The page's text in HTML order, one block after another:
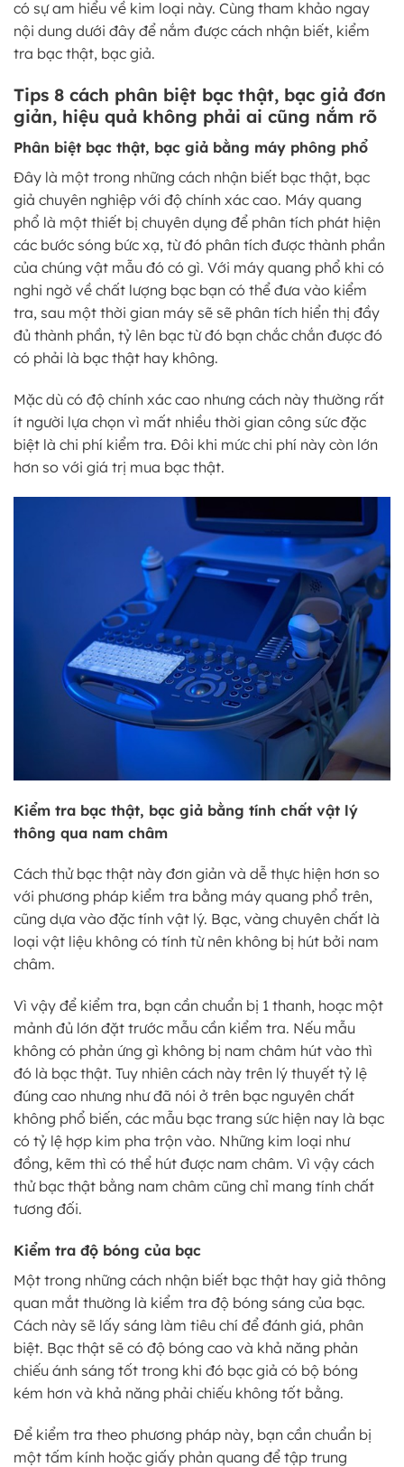
có sự am hiểu về kim loại này. Cùng tham khảo ngay
nội dung dưới đây để nắm được cách nhận biết, kiểm
tra bạc thật, bạc giả.
Tips 8 cách phân biệt bạc thật, bạc giả đơn
giản, hiệu quả không phải ai cũng nắm rõ
Phân biệt bạc thật, bạc giả bằng máy phông phổ
Đây là một trong những cách nhận biết bạc thật, bạc
giả chuyên nghiệp với độ chính xác cao. Máy quang
phổ là một thiết bị chuyên dụng để phân tích phát hiện
các bước sóng bức xạ, từ đó phân tích được thành phần
của chúng vật mẫu đó có gì. Với máy quang phổ khi có
nghi ngờ về chất lượng bạc bạn có thể đưa vào kiểm
tra, sau một thời gian máy sẽ sẽ phân tích hiển thị đầy
đủ thành phần, tỷ lên bạc từ đó bạn chắc chắn được đó
có phải là bạc thật hay không.
Mặc dù có độ chính xác cao nhưng cách này thường rất
ít người lựa chọn vì mất nhiều thời gian công sức đặc
biệt là chi phí kiểm tra. Đôi khi mức chi phí này còn lớn
hơn so với giá trị mua bạc thật.
Kiểm tra bạc thật, bạc giả bằng tính chất vật lý
thông qua nam châm
Cách thử bạc thật này đơn giản và dễ thực hiện hơn so
với phương pháp kiểm tra bằng máy quang phổ trên,
cũng dựa vào đặc tính vật lý. Bạc, vàng chuyên chất là
loại vật liệu không có tính từ nên không bị hút bởi nam
châm.
Vì vậy để kiểm tra, bạn cần chuẩn bị 1 thanh, hoạc một
mảnh đủ lớn đặt trước mẫu cần kiểm tra. Nếu mẫu
không có phản ứng gì không bị nam châm hút vào thì
đó là bạc thật. Tuy nhiên cách này trên lý thuyết tỷ lệ
đúng cao nhưng như đã nói ở trên bạc nguyên chất
không phổ biến, các mẫu bạc trang sức hiện nay là bạc
có tỷ lệ hợp kim pha trộn vào. Những kim loại như
đồng, kẽm thì có thể hút được nam châm. Vì vậy cách
thử bạc thật bằng nam châm cũng chỉ mang tính chất
tương đối.
Kiểm tra độ bóng của bạc
Một trong những cách nhận biết bạc thật hay giả thông
quan mắt thường là kiểm tra độ bóng sáng của bạc.
Cách này sẽ lấy sáng làm tiêu chí để đánh giá, phân
biệt. Bạc thật sẽ có độ bóng cao và khả năng phản
chiếu ánh sáng tốt trong khi đó bạc giả có bộ bóng
kém hơn và khả năng phải chiếu không tốt bằng.
Để kiểm tra theo phương pháp này, bạn cần chuẩn bị
một tấm kính hoặc giấy phản quang để tập trung